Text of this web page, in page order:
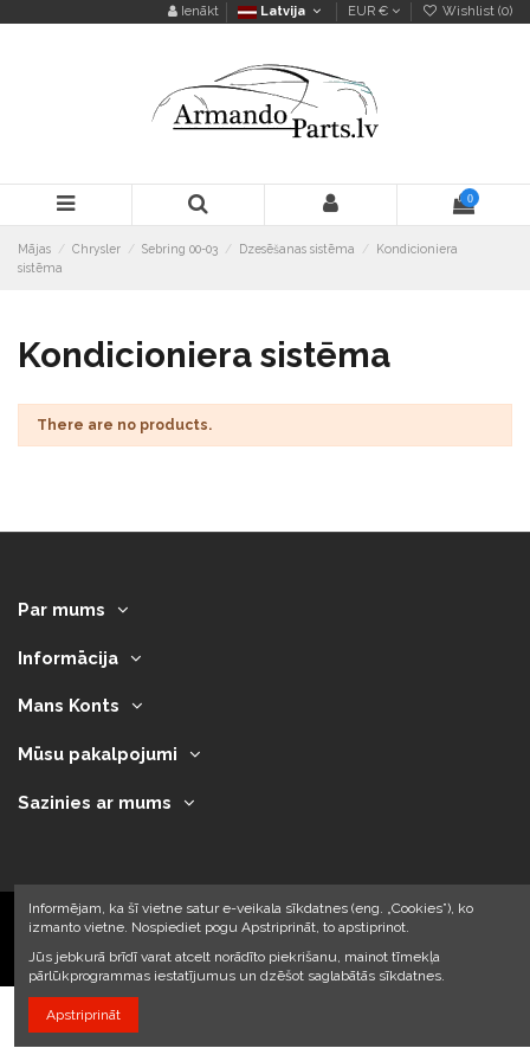
Ienākt Latvija EUR € Wishlist (0)
0
Mājas Chrysler Sebring 00-03 Dzesēšanas sistēma
Kondicioniera
sistēma
Kondicioniera sistēma
There are no products.
Par mums
Informācija
Mans Konts
Mūsu pakalpojumi
Sazinies ar mums
2023 © Armando Auto SIA
Informējam, ka šī vietne satur e-veikala sīkdatnes (eng. „Cookies”), ko
izmanto vietne. Nospiediet pogu Apstriprināt, to apstiprinot.
Jūs jebkurā brīdī varat atcelt norādīto piekrišanu, mainot tīmekļa
pārlūkprogrammas iestatījumus un dzēšot saglabātās sīkdatnes.
Apstriprināt